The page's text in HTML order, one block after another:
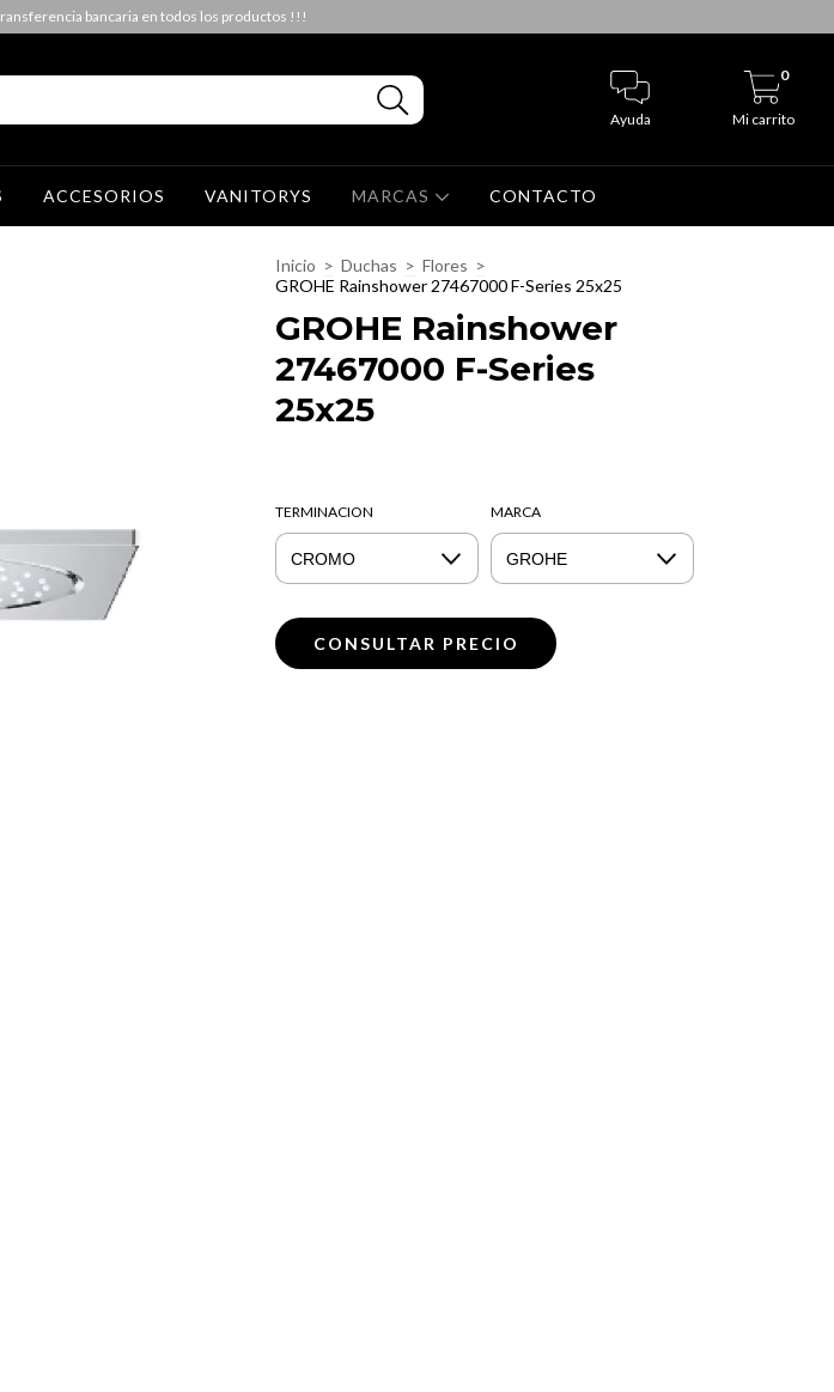
bancaria en todos los productos !!!
Ayuda Mi carrito
0
ACCESORIOS VANITORYS MARCAS CONTACTO
Inicio > Duchas > Flores >
GROHE Rainshower 27467000 F-Series 25x25
GROHE Rainshower
27467000 F-Series
25x25
TERMINACION MARCA